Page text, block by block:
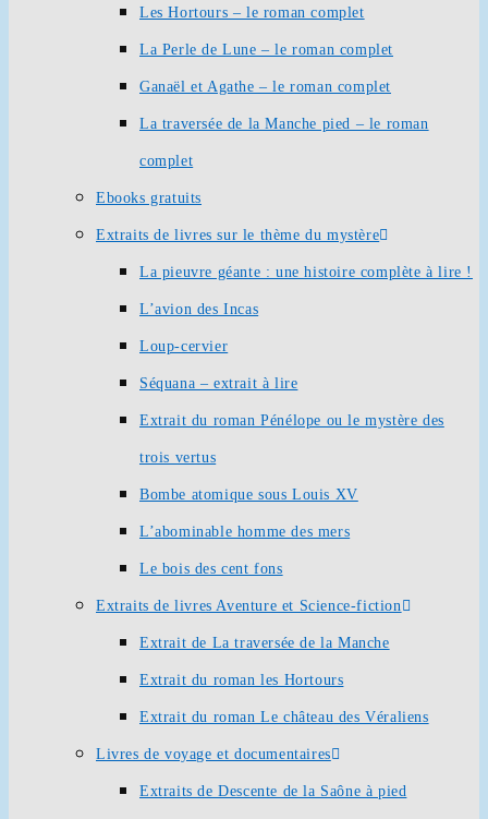
Les Hortours – le roman complet
La Perle de Lune – le roman complet
Ganaël et Agathe – le roman complet
La traversée de la Manche pied – le roman
complet
Ebooks gratuits
Extraits de livres sur le thème du mystère
La pieuvre géante : une histoire complète à lire !
L’avion des Incas
Loup-cervier
Séquana – extrait à lire
Extrait du roman Pénélope ou le mystère des
trois vertus
Bombe atomique sous Louis XV
L’abominable homme des mers
Le bois des cent fons
Extraits de livres Aventure et Science-fiction
Extrait de La traversée de la Manche
Extrait du roman les Hortours
Extrait du roman Le château des Véraliens
Livres de voyage et documentaires
Extraits de Descente de la Saône à pied